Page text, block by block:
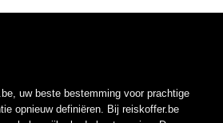
uw beste bestemming voor prachtige
opnieuw definiëren. Bij reiskoffer.be